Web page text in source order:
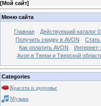
[Мой сайт]
Меню сайта
Главная Действующий каталог
Получить скидку в AVON
Как оплатить AVON
Интернет-
Avon в Твери и Тверской
Categories
Красота и здоровье
Музыка